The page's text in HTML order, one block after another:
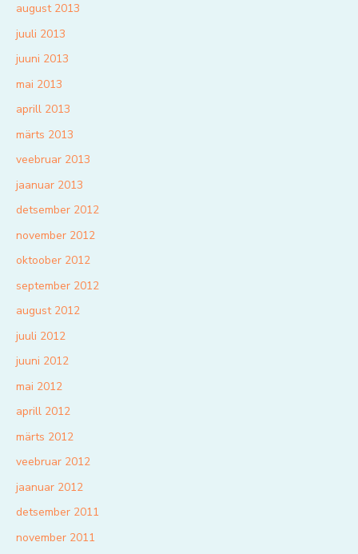
august 2013
juuli 2013
juuni 2013
mai 2013
aprill 2013
märts 2013
veebruar 2013
jaanuar 2013
detsember 2012
november 2012
oktoober 2012
september 2012
august 2012
juuli 2012
juuni 2012
mai 2012
aprill 2012
märts 2012
veebruar 2012
jaanuar 2012
detsember 2011
november 2011